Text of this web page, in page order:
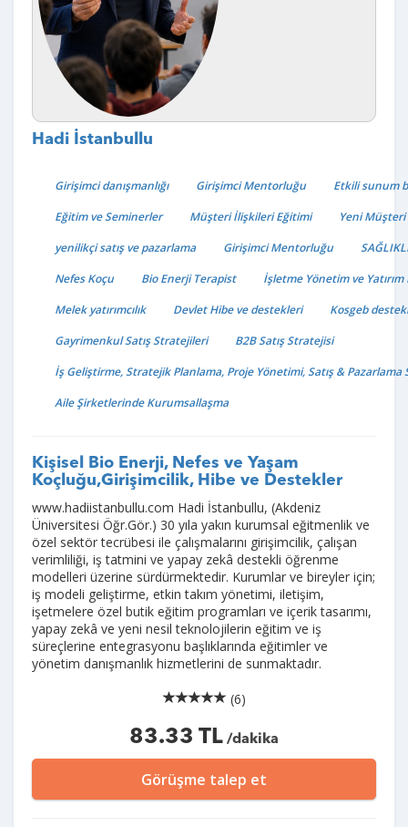
Hadi İstanbullu
Girişimci danışmanlığı Girişimci Mentorluğu
Etkili sunum
Eğitim ve Seminerler
Müşteri İlişkileri Eğitimi
Yeni
yenilikçi satış ve pazarlama
Girişimci Mentorluğu
Nefes Koçu
Bio Enerji Terapist
İşletme Yönetim ve Yatırım
Melek yatırımcılık
Devlet Hibe ve destekleri
Kosgeb
Gayrimenkul Satış Stratejileri
B2B Satış Stratejisi
İş Geliştirme, Stratejik Planlama, Proje Yönetimi, Satış &
Aile Şirketlerinde Kurumsallaşma
Kişisel Bio Enerji, Nefes ve Yaşam
Koçluğu,Girişimcilik, Hibe ve Destekler
www.hadiistanbullu.com Hadi İstanbullu, (Akdeniz
Üniversitesi Öğr.Gör.) 30 yıla yakın kurumsal eğitmenlik ve
özel sektör tecrübesi ile çalışmalarını girişimcilik, çalışan
verimliliği, iş tatmini ve yapay zekâ destekli öğrenme
modelleri üzerine sürdürmektedir. Kurumlar ve bireyler için;
iş modeli geliştirme, etkin takım yönetimi, iletişim,
işetmelere özel butik eğitim programları ve içerik tasarımı,
yapay zekâ ve yeni nesil teknolojilerin eğitim ve iş
süreçlerine entegrasyonu başlıklarında eğitimler ve
yönetim danışmanlık hizmetlerini de sunmaktadır.
(6)
83.33 TL /dakika
Görüşme talep et